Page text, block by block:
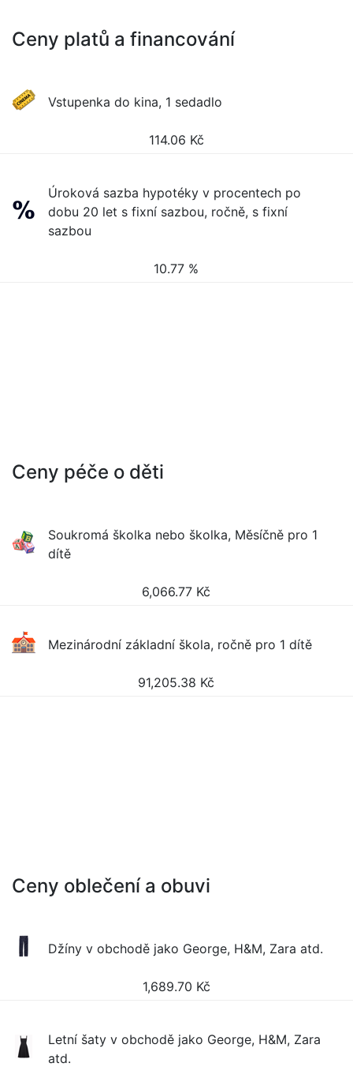
Ceny platů a financování
Vstupenka do kina, 1 sedadlo
114.06 Kč
Úroková sazba hypotéky v procentech po
dobu 20 let s fixní sazbou, ročně, s fixní
sazbou
10.77 %
Ceny péče o děti
Soukromá školka nebo školka, Měsíčně pro 1
dítě
6,066.77 Kč
Mezinárodní základní škola, ročně pro 1 dítě
91,205.38 Kč
Ceny oblečení a obuvi
Džíny v obchodě jako George, H&M, Zara atd.
1,689.70 Kč
Letní šaty v obchodě jako George, H&M, Zara
atd.